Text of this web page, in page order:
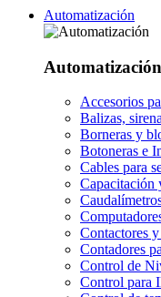
Automatización
Automatización
Accesorios
Balizas,
Borneras y
Botoneras e
Cables para
Capacitación
Contactores
Contadores
Control de
Control para